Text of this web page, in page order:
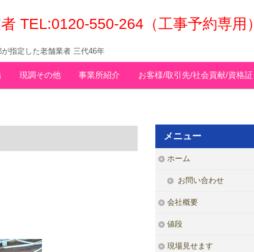
指定した老舗業者 三代46年
TEL:0120-550-264（工事予約専用）
現調その他 事業所紹介 お客様/取引先/社会貢献/資格証
メニュー
ホーム
お問い合わせ
会社概要
値段
現場見せます